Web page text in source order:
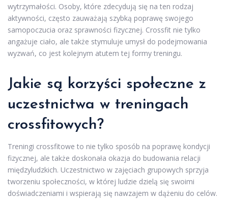
wytrzymałości. Osoby, które zdecydują się na ten rodzaj
aktywności, często zauważają szybką poprawę swojego
samopoczucia oraz sprawności fizycznej. Crossfit nie tylko
angażuje ciało, ale także stymuluje umysł do podejmowania
wyzwań, co jest kolejnym atutem tej formy treningu.
Jakie są korzyści społeczne z
uczestnictwa w treningach
crossfitowych?
Treningi crossfitowe to nie tylko sposób na poprawę kondycji
fizycznej, ale także doskonała okazja do budowania relacji
międzyludzkich. Uczestnictwo w zajęciach grupowych sprzyja
tworzeniu społeczności, w której ludzie dzielą się swoimi
doświadczeniami i wspierają się nawzajem w dążeniu do celów.